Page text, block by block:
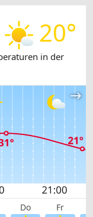
20°
in der
Do Fr